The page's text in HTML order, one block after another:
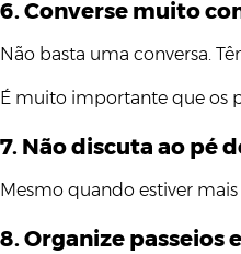
6. Converse muito
Não basta uma conversa.
É muito importante que os
7. Não discuta ao pé
Mesmo quando estiver
8. Organize passeios